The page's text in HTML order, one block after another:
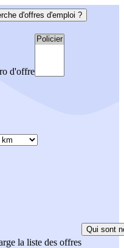
d'offres d'emploi ?
d'offre
la liste des offres
Qui sont